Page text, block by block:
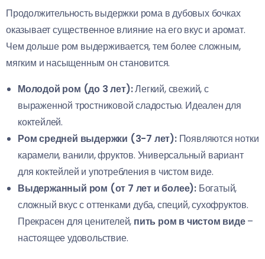
Продолжительность выдержки рома в дубовых бочках
оказывает существенное влияние на его вкус и аромат.
Чем дольше ром выдерживается, тем более сложным,
мягким и насыщенным он становится.
Молодой ром (до 3 лет):Легкий, свежий, с
выраженной тростниковой сладостью. Идеален для
коктейлей.
Ром средней выдержки (3-7 лет):Появляются нотки
карамели, ванили, фруктов. Универсальный вариант
для коктейлей и употребления в чистом виде.
Выдержанный ром (от 7 лет и более): Богатый,
сложный вкус с оттенками дуба, специй, сухофруктов.
Прекрасен для ценителей, пить ром в чистом виде–
настоящее удовольствие.